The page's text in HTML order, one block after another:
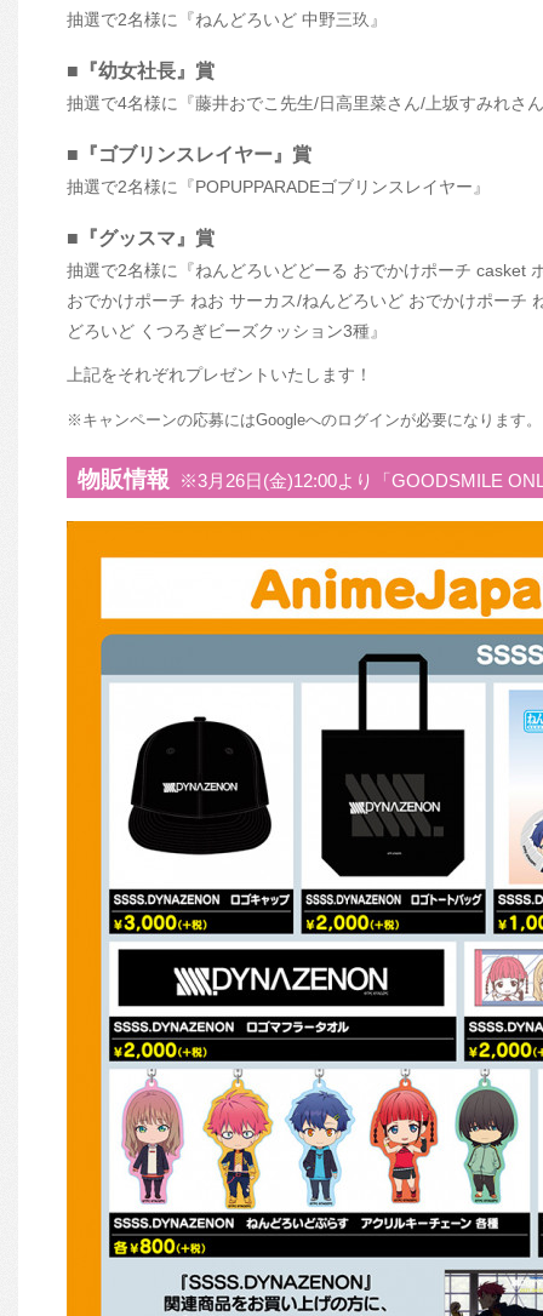
抽選で2名様に『ねんどろいど 中野三玖』
■『幼女社長』賞
抽選で4名様に『藤井おでこ先生/日高里菜さん/上坂すみれさ
■『ゴブリンスレイヤー』賞
抽選で2名様に『POPUPPARADEゴブリンスレイヤー』
■『グッスマ』賞
抽選で2名様に『ねんどろいどどーる おでかけポーチ casket
おでかけポーチ ねお サーカス/ねんどろいど おでかけポーチ
どろいど くつろぎビーズクッション3種』
上記をそれぞれプレゼントいたします！
※キャンペーンの応募にはGoogleへのログインが必要になります。
物販情報 ※3月26日(金)12:00より「GOODSMILE